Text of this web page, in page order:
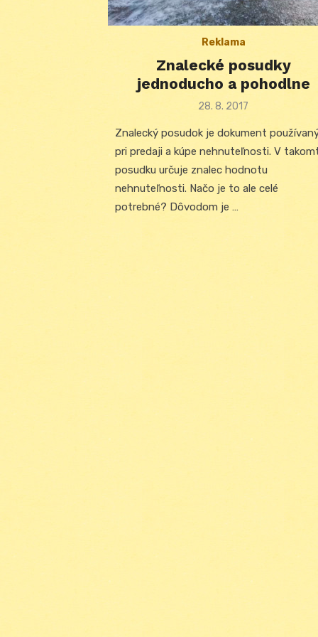
Reklama
Znalecké posudky
jednoducho a pohodlne
Posted
28. 8. 2017
Znalecký posudok je dokument
pri predaji a kúpe nehnuteľnosti. V
posudku určuje znalec hodnotu
nehnuteľnosti. Načo je to ale celé
potrebné? Dôvodom je …